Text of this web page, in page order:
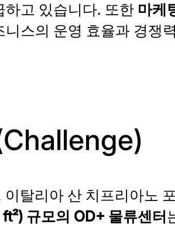
하고 있습니다. 또한 마케
스의 운영 효율과 경쟁
탈리아 산 치프리아노
규모의 OD+ 물류센터